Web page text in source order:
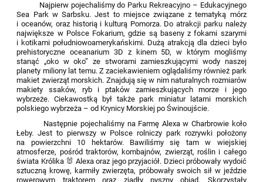
Najpierw pojechaliśmy do Parku Rekreacyjno – Edukacyjnego
Sea Park w Sarbsku. Jest to miejsce związane z tematyką mórz
i oceanów, oraz historią i kulturą Pomorza. Do atrakcji parku należy
największe w Polsce Fokarium, gdzie są baseny z fokami szarymi
i kotikami południowoamerykańskimi. Dużą atrakcją dla dzieci było
prehistoryczne oceanarium 3D z kinem 5D, w którym mogliśmy
stanąć „oko w oko” ze stworami zamieszkującymi wody naszej
planety miliony lat temu. Z zaciekawieniem oglądaliśmy również park
makiet zwierząt morskich. Znajdują się w nim naturalnych rozmiarów
makiety ssaków, ryb i ptaków zamieszkujących morze i jego
wybrzeże. Ciekawostką był także park miniatur latarni morskich
polskiego wybrzeża – od Krynicy Morskiej po Świnoujście.
Następnie pojechaliśmy na Farmę Alexa w Charbrowie koło
Łeby. Jest to pierwszy w Polsce rolniczy park rozrywki położony
na powierzchni 10 hektarów. Bawiliśmy się tam w wiejskiej
atmosferze, pośród traktorów, kombajnów, zwierząt, roślin i całego
świata Królika 🐰 Alexa oraz jego przyjaciół. Dzieci próbowały wydoić
sztuczną krowę, karmiły zwierzęta, próbowały swoich sił w jeździe
rowerowym traktorem oraz zjadły pyszny obiad. Skorzystały